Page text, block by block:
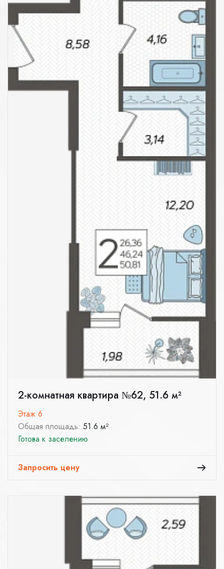
2-комнатная квартира №62, 51.6 м²
Этаж 6
Общая площадь: 51.6 м²
Готова к заселению
Запросить цену